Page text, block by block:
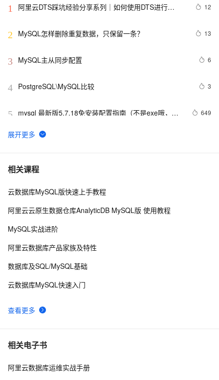
1
阿里云DTS踩坑经验分享系列｜如何使用DTS进行
12
2 MySQL怎样删除重复数据，只保留一条？ 13
3 MySQL主从同步配置 6
4 PostgreSQL\MySQL比较 3
5
mysql 最新版5.7.18免安装配置指南（不是exe哦，下
649
6 mySQL 使用通配符模糊查询
7 【阿里云新品发布·周刊】第11期：云数据库 MySQL
8 mysql 状态访问方法
10mysql中按in中的数据排序
相关课程
查看更多
云数据库MySQL版快速上手教程
阿里云云原生数据仓库AnalyticDB MySQL版 使用教程
MySQL实战进阶
阿里云数据库产品家族及特性
数据库及SQL/MySQL基础
云数据库MySQL快速入门
相关电子书
阿里云数据库运维实战手册